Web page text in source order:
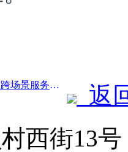
前一篇：全球首个聚焦餐饮跨场景服务的人形机器人发布
返
西街13